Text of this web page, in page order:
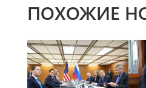
ПОХОЖИЕ